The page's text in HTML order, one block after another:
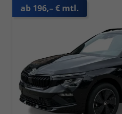
ab 196,– € mtl.